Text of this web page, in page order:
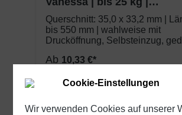
Unterflurauszug | Schock
CLASSIC
Querschnitt: 35,0 x 33,2 mm |
bis 550 mm | wahlweise mit
Drucköffnung, Selbsteinzug,
Feinjustierung
Ab 10,33 €*
Cookie-Einstellungen
Wir verwenden Cookies auf unserer